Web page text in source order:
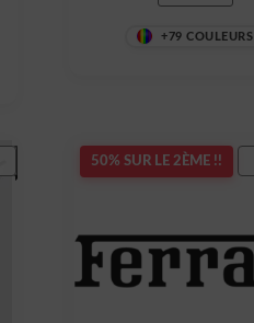
+79 COULEURS
50% SUR LE 2ÈME !!